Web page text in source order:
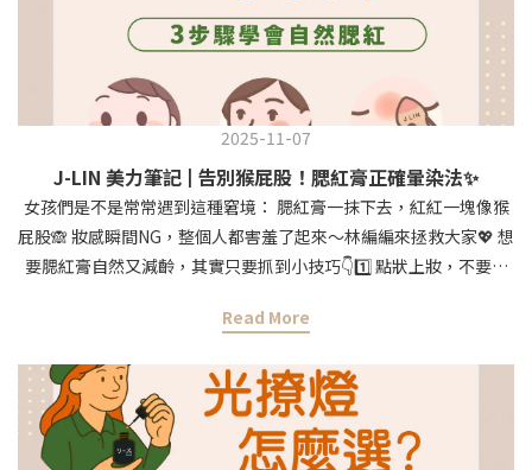
2025-11-07
J-LIN 美力筆記 | 告別猴屁股！腮紅膏正確暈染法✨
女孩們是不是常常遇到這種窘境： 腮紅膏一抹下去，紅紅一塊像猴
屁股🙈 妝感瞬間NG，整個人都害羞了起來～林編編來拯救大家💖 想
要腮紅膏自然又減齡，其實只要抓到小技巧👇1️⃣ 點狀上妝，不要一
而是輕拍、往外推開～ 這樣顏色會漸層暈染，整個臉透出自然紅暈
感。小提醒💡 👉想要元氣感，就打在蘋果肌圓圓的位置 👉想要修容
小臉，就打在顴骨往太陽穴的斜線只要方法對，腮紅膏真的超好
Read More